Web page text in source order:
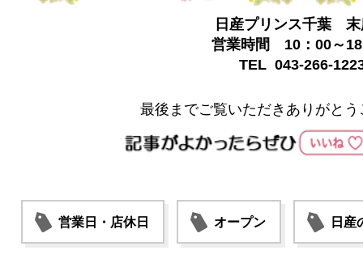
日産プリンス千葉 末
営業時間 10：00～
TEL 043-266-
最後までご覧いただきありがと
営業日・店休日 オープン 日産